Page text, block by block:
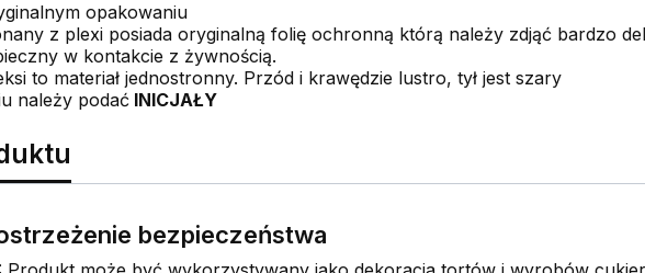
opakowaniu
z plexi posiada oryginalną folię ochronną którą należy zdjąć bardzo
w kontakcie z żywnością.
to materiał jednostronny. Przód i krawędzie lustro, tył jest szary
należy podaćINICJAŁY
bezpieczeństwa